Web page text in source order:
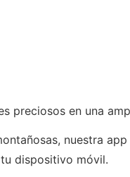
preciosos en una
nuestra
dispositivo móvil.